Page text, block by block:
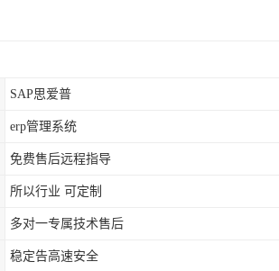
SAP思爱普
erp管理系统
免费售后远程指导
所以行业 可定制
多对一专属技术售后
稳定告高速安全